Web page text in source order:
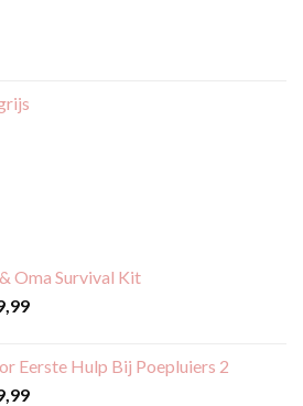
Oma Survival Kit
Prijsklasse:
€39,99
Eerste Hulp Bij Poepluiers 2
Prijsklasse: